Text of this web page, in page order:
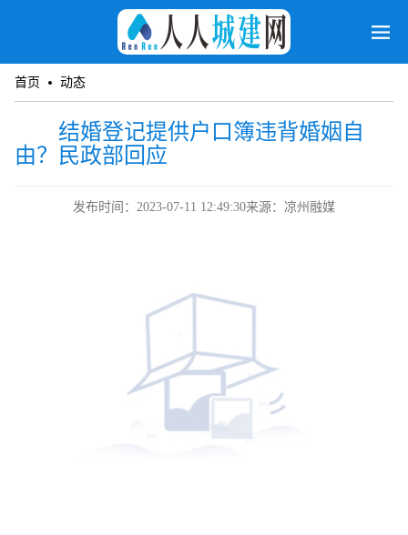
首页 动态
结婚登记提供户口簿违背婚姻自
由？民政部回应
发布时间：2023-07-11 12:49:30来源：凉州融媒